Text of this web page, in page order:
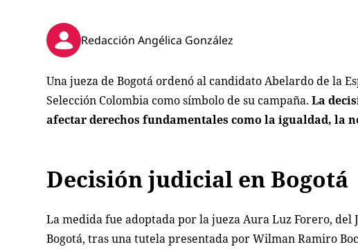
Redacción Angélica González
Una jueza de Bogotá ordenó al candidato Abelardo de la
Selección Colombia como símbolo de su campaña.La
afectar derechos fundamentales como la igualdad, la
Decisión judicial en Bogotá
La medida fue adoptada por la jueza Aura Luz Forero, del
Bogotá, tras una tutela presentada por Wilman Ramiro